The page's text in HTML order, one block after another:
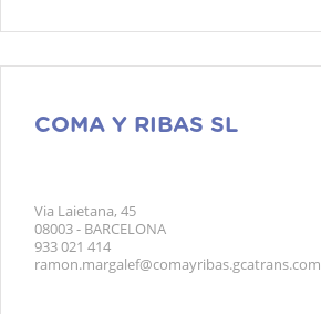
COMA Y RIBAS SL
Via Laietana, 45
08003 - BARCELONA
933 021 414
ramon.margalef@comayribas.gcatrans.com